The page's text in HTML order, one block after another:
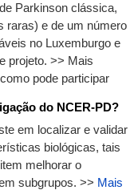
Parkinson clássica,
raras) e de um número
no Luxemburgo e
projeto. >> Mais
como pode participar
do NCER-PD?
em localizar e validar
biológicas, tais
melhorar o
subgrupos. >> Mais